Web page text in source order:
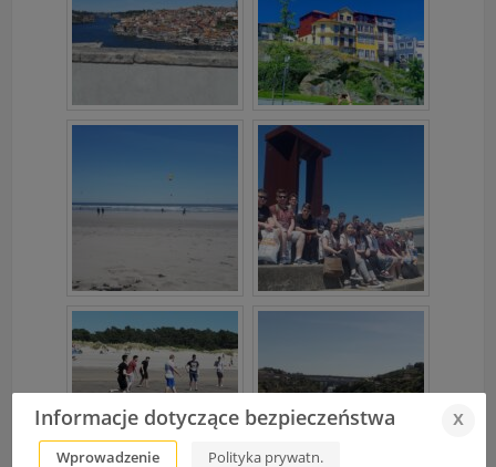
Informacje dotyczące bezpieczeństwa x
Wprowadzenie Polityka prywatn.